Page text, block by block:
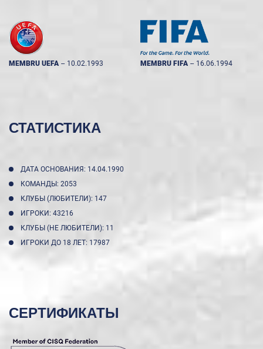
MEMBRU UEFA -- 10.02.1993 MEMBRU FIFA -- 16.06.1994
СТАТИСТИКА
ДАТА ОСНОВАНИЯ: 14.04.1990
КОМАНДЫ: 2053
КЛУБЫ (ЛЮБИТЕЛИ): 147
ИГРОКИ: 43216
КЛУБЫ (НЕ ЛЮБИТЕЛИ): 11
ИГРОКИ ДО 18 ЛЕТ: 17987
СЕРТИФИКАТЫ